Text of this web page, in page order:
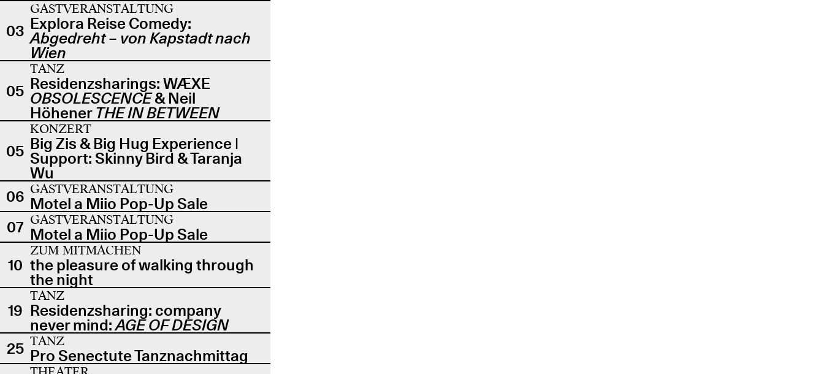
03
GASTVERANSTALTUNG
Explora Reise Comedy:
Abgedreht – von Kapstadt nach
Wien
05
TANZ
Residenzsharings: WÆXE
OBSOLESCENCE& Neil
Höhener THE IN BETWEEN
05
KONZERT
Big Zis & Big Hug Experience |
Support: Skinny Bird & Taranja
Wu
06 GASTVERANSTALTUNG
Motel a Miio Pop-Up Sale
07 GASTVERANSTALTUNG
Motel a Miio Pop-Up Sale
10
ZUM MITMACHEN
the pleasure of walking through
the night
19
TANZ
Residenzsharing: company
never mind:AGE OF DESIGN
25 TANZ
Pro Senectute Tanznachmittag